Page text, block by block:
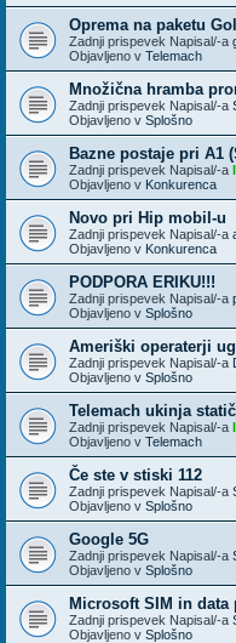
Oprema na paketu
Zadnji prispevek Napisal/-a
Objavljeno v Telemach
Množična hramba
Zadnji prispevek Napisal/-a
Objavljeno v Splošno
Bazne postaje pri A1
Zadnji prispevek Napisal/-a
Objavljeno v Konkurenca
Novo pri Hip mobil-u
Zadnji prispevek Napisal/-a
Objavljeno v Konkurenca
PODPORA ERIKU!!!
Zadnji prispevek Napisal/-a
Objavljeno v Splošno
Ameriški operaterji
Zadnji prispevek Napisal/-a
Objavljeno v Splošno
Telemach ukinja
Zadnji prispevek Napisal/-a
Objavljeno v Telemach
Če ste v stiski 112
Zadnji prispevek Napisal/-a
Objavljeno v Splošno
Google 5G
Zadnji prispevek Napisal/-a
Objavljeno v Splošno
Microsoft SIM in data
Zadnji prispevek Napisal/-a
Objavljeno v Splošno